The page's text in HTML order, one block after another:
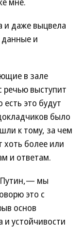
и даже выцвела
данные и
в зале
речью выступит
это будут
было
к тому, за чем
хоть более или
и ответам.
Путин,— мы
это с
основ
устойчивости